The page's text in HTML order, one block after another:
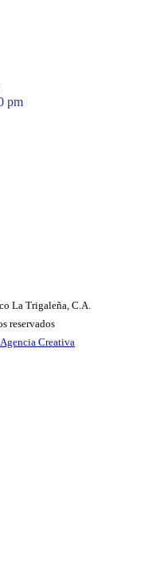
pm
La Trigaleña, C.A.
reservados
Creativa